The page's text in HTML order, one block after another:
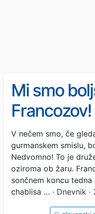
Mi smo
slovenski
kulinarični
V nečem smo, če
gurmanskem smislu,
Nedvomno! To je
oziroma ob žaru.
sončnem koncu
chablisa … · Dnevnik ·